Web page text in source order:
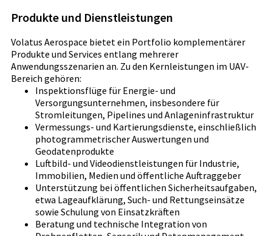
Produkte und Dienstleistungen
Volatus Aerospace bietet ein Portfolio komplementärer
Produkte und Services entlang mehrerer
Anwendungsszenarien an. Zu den Kernleistungen im UAV-
Bereich gehören:
Inspektionsflüge für Energie- und
Versorgungsunternehmen, insbesondere für
Stromleitungen, Pipelines und Anlageninfrastruktur
Vermessungs- und Kartierungsdienste, einschließlich
photogrammetrischer Auswertungen und
Geodatenprodukte
Luftbild- und Videodienstleistungen für Industrie,
Immobilien, Medien und öffentliche Auftraggeber
Unterstützung bei öffentlichen Sicherheitsaufgaben,
etwa Lageaufklärung, Such- und Rettungseinsätze
sowie Schulung von Einsatzkräften
Beratung und technische Integration von